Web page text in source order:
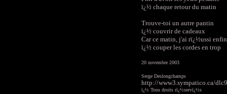
ï¿½ chaque retour du matin
Trouve-toi un autre pantin
ï¿½ couvrir de cadeaux
Car ce matin, j'ai rï¿½ussi enfin
ï¿½ couper les cordes en trop
20 novembre 2003
Serge Deslongchamps
http://www3.sympatico.ca/
ï¿½ Tous droits rï¿½servï¿½s